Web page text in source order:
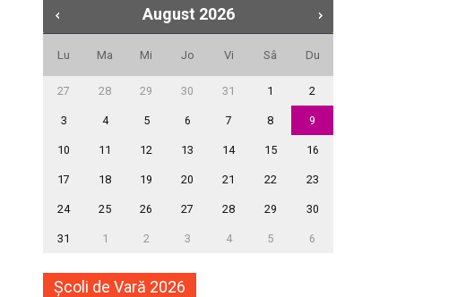
August 2026
Lu Ma Mi Jo Vi Sâ Du
27 28 29 30 31 1 2
3 4 5 6 7 8 9
10 11 12 13 14 15 16
17 18 19 20 21 22 23
24 25 26 27 28 29 30
31 1 2 3 4 5 6
Școli de Vară 2026